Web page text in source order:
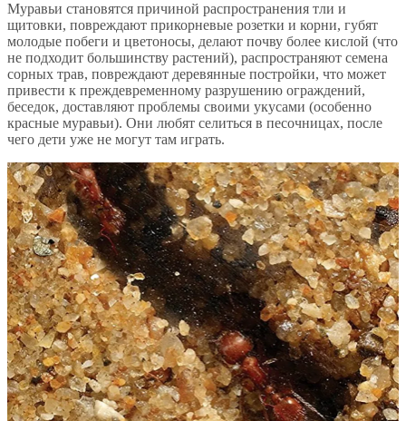
Муравьи становятся причиной распространения тли и
щитовки, повреждают прикорневые розетки и корни, губят
молодые побеги и цветоносы, делают почву более кислой (что
не подходит большинству растений), распространяют семена
сорных трав, повреждают деревянные постройки, что может
привести к преждевременному разрушению ограждений,
беседок, доставляют проблемы своими укусами (особенно
красные муравьи). Они любят селиться в песочницах, после
чего дети уже не могут там играть.